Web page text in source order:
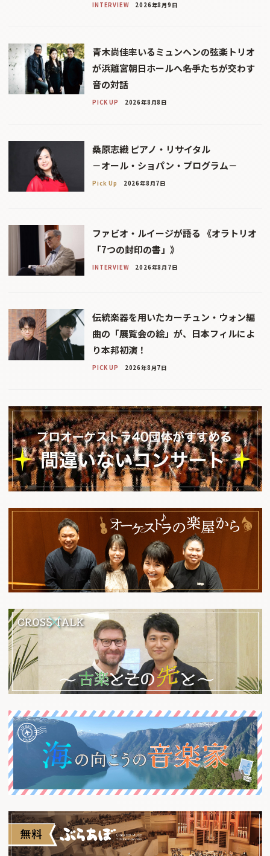
INTERVIEW 2026年8月9日
青木尚佳率いるミュンヘンの弦楽トリオ
が浜離宮朝日ホールへ――名手たちが交わす
音の対話
PICK UP 2026年8月8日
桑原志織 ピアノ・リサイタル
－オール・ショパン・プログラム－
Pick Up 2026年8月7日
ファビオ・ルイージが語る 《オラトリオ
「7つの封印の書」》
INTERVIEW 2026年8月7日
伝統楽器を用いたカーチュン・ウォン編
曲の「展覧会の絵」が、日本フィルによ
り本邦初演！
PICK UP 2026年8月7日